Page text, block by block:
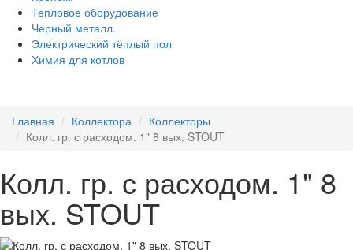
Тепловое оборудование
Черный металл.
Электрический тёплый пол
Химия для котлов
Главная Коллектора
Коллекторы
Колл. гр. с расходом. 1" 8 вых. STOUT
Колл. гр. с расходом. 1" 8
вых. STOUT